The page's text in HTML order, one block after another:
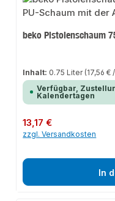
beko Pistolenschaum
Inhalt: 0.75 Liter (17,56 €
Verfügbar,
Kalendertagen
Regulärer Preis:
13,17 €
zzgl. Versandkosten
In